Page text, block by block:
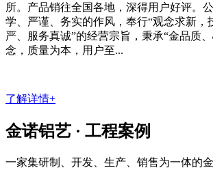
所。产品销往全国各地，深得用户好评。
学、严谨、务实的作风，奉行“观念求新，
严、服务真诚”的经营宗旨，秉承“金品质
念，质量为本，用户至...
了解详情+
金诺铝艺 · 工程案例
一家集研制、开发、生产、销售为一体的